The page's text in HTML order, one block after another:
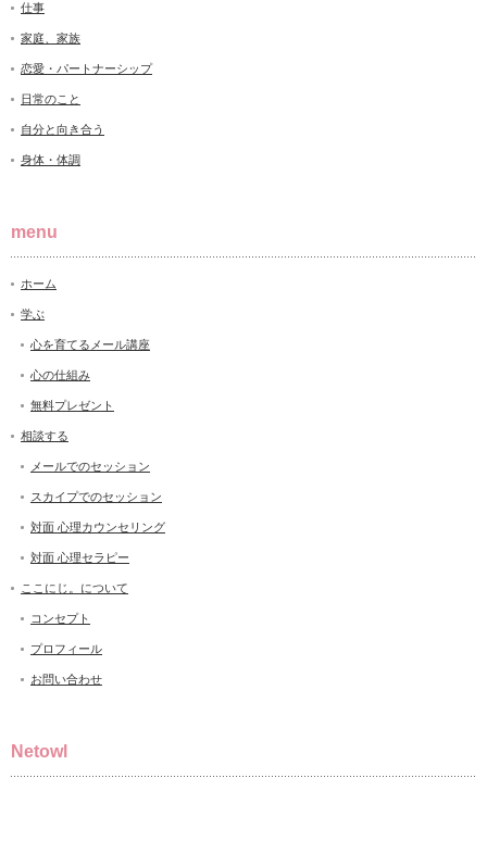
仕事
家庭、家族
恋愛・パートナーシップ
日常のこと
自分と向き合う
身体・体調
menu
ホーム
学ぶ
心を育てるメール講座
心の仕組み
無料プレゼント
相談する
メールでのセッション
スカイプでのセッション
対面 心理カウンセリング
対面 心理セラピー
ここにじ。について
コンセプト
プロフィール
お問い合わせ
Netowl